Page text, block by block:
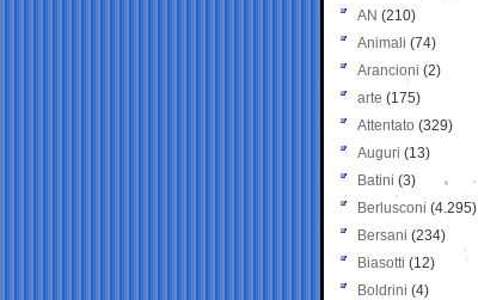
AN (210)
Animali (74)
Arancioni (2)
arte (175)
Attentato (329)
Auguri (13)
Batini (3)
Berlusconi (4.295)
Bersani (234)
Biasotti (12)
Boldrini (4)